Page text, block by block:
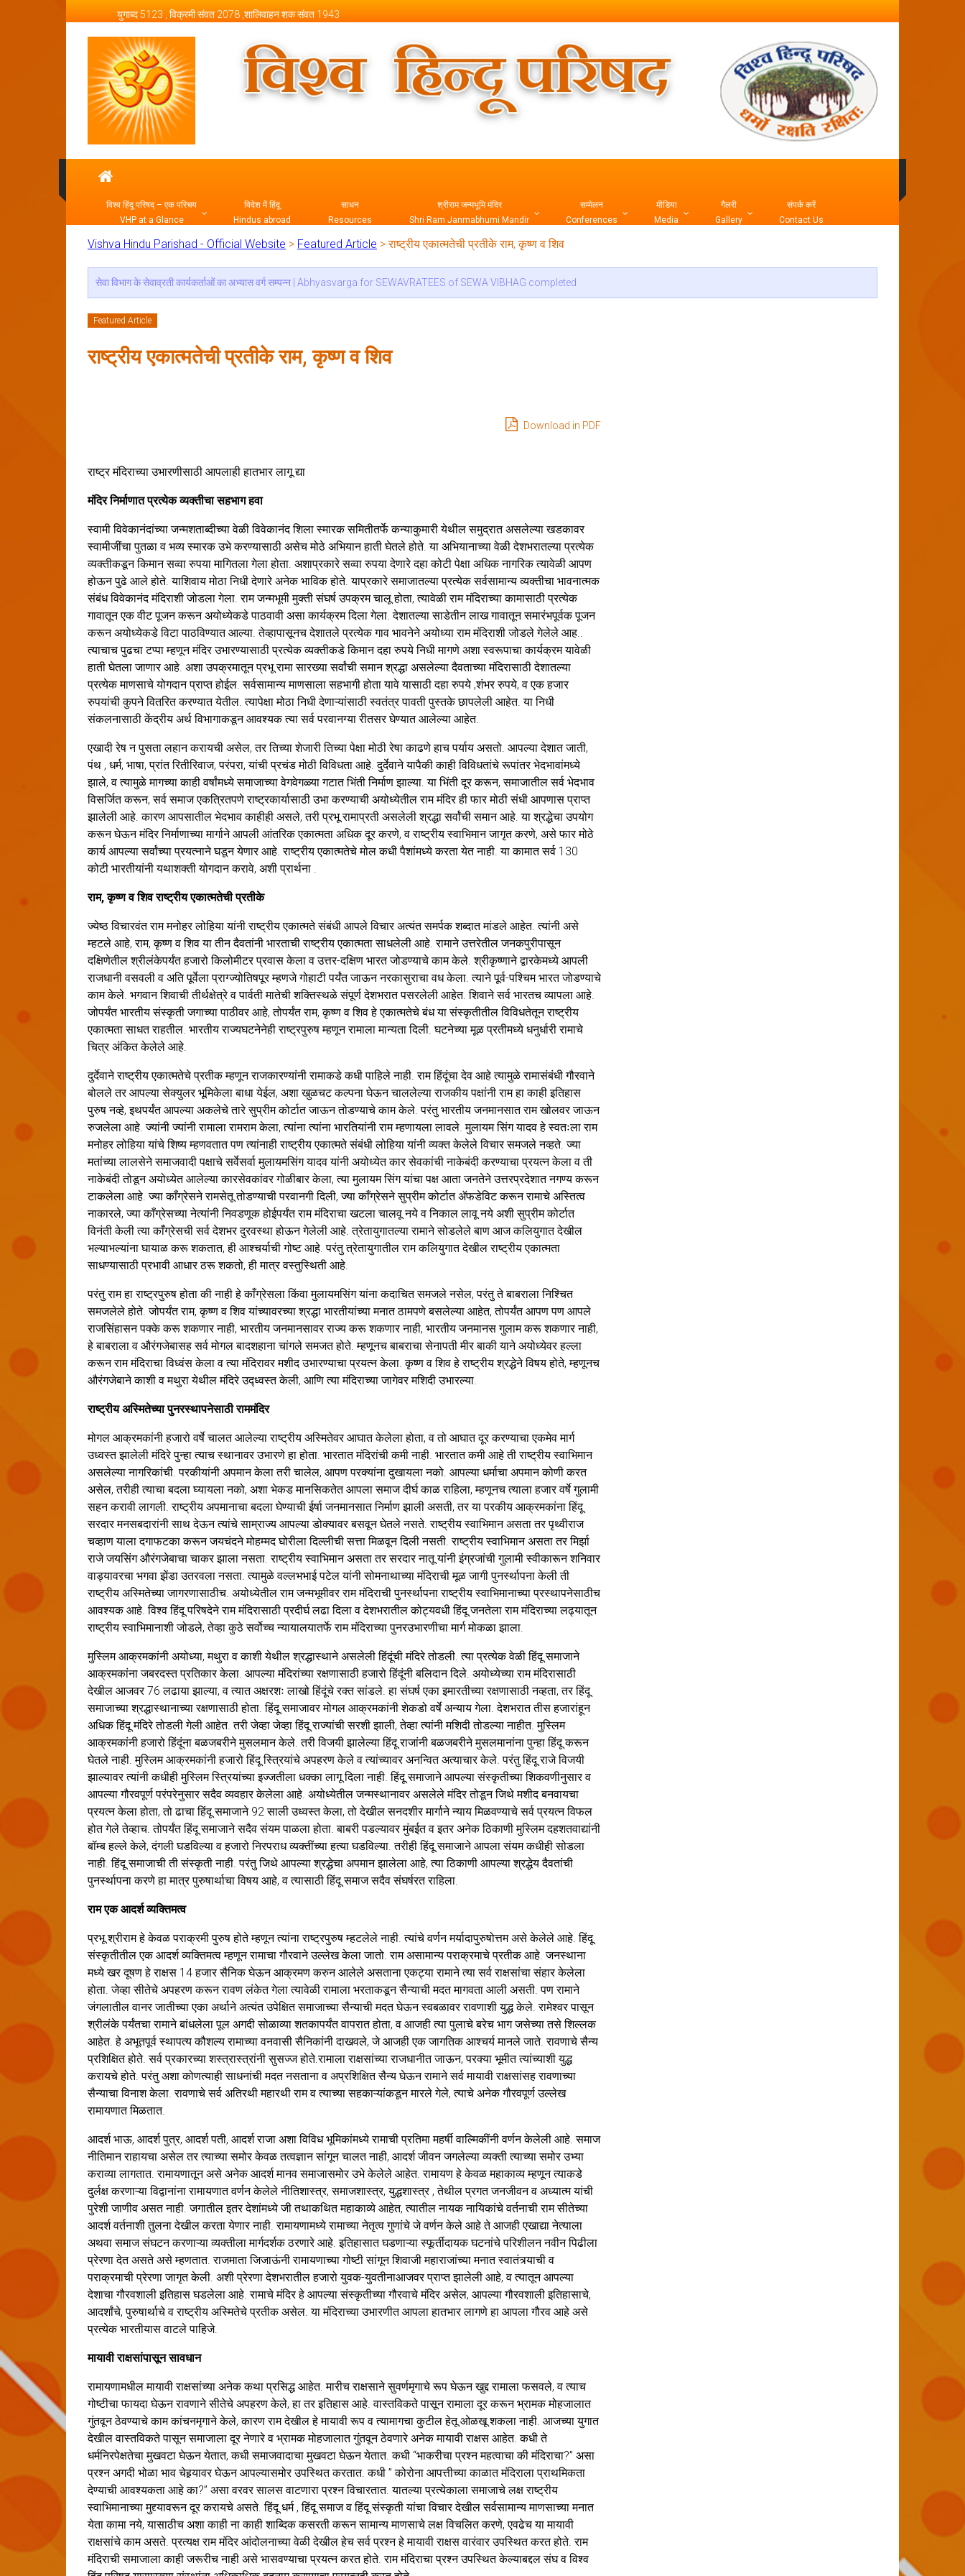
युगाब्द 5123 , विक्रमी संवत 2078 ,शालिवाहन शक संवत 1943
Vishva Hindu Parishad – Official Website
विश्व हिंदू परिषद् – एक परिचय
VHP at a Glance
विदेश में हिंदू
Hindus abroad
साधन
Resources
श्रीराम जन्मभूमि मंदिर
Shri Ram Janmabhumi Mandir
सम्मेलन
Conferences
मीडिया
Media
गैलरी
Gallery
संपर्क करें
Contact Us
Vishva Hindu Parishad - Official Website > Featured Article >राष्ट्रीय एकात्मतेची प्रतीके राम, कृष्ण व शिव
देश एवं समाज के प्रति अपना जीवन समर्पित करने वाले वरिष्ठ प्रचारक श्री ओमप्रकाश गर्ग जी का निधन
Featured Article
राष्ट्रीय एकात्मतेची प्रतीके राम, कृष्ण व शिव
Download in PDF
राष्ट्र मंदिराच्या उभारणीसाठी आपलाही हातभार लागू द्या
मंदिर निर्माणात प्रत्येक व्यक्तीचा सहभाग हवा
स्वामी विवेकानंदांच्या जन्मशताब्दीच्या वेळी विवेकानंद शिला स्मारक समितीतर्फे कन्याकुमारी येथील समुद्रात असलेल्या खडकावर
स्वामीजींचा पुतळा व भव्य स्मारक उभे करण्यासाठी असेच मोठे अभियान हाती घेतले होते. या अभियानाच्या वेळी देशभरातल्या प्रत्येक
व्यक्तीकडून किमान सव्वा रुपया मागितला गेला होता. अशाप्रकारे सव्वा रुपया देणारे दहा कोटी पेक्षा अधिक नागरिक त्यावेळी आपण
होऊन पुढे आले होते. याशिवाय मोठा निधी देणारे अनेक भाविक होते. याप्रकारे समाजातल्या प्रत्येक सर्वसामान्य व्यक्तीचा भावनात्मक
संबंध विवेकानंद मंदिराशी जोडला गेला. राम जन्मभूमी मुक्ती संघर्ष उपक्रम चालू होता, त्यावेळी राम मंदिराच्या कामासाठी प्रत्येक
गावातून एक वीट पूजन करून अयोध्येकडे पाठवावी असा कार्यक्रम दिला गेला. देशातल्या साडेतीन लाख गावातून समारंभपूर्वक पूजन
करून अयोध्येकडे विटा पाठविण्यात आल्या. तेव्हापासूनच देशातले प्रत्येक गाव भावनेने अयोध्या राम मंदिराशी जोडले गेलेले आह..
त्याचाच पुढचा टप्पा म्हणून मंदिर उभारण्यासाठी प्रत्येक व्यक्तीकडे किमान दहा रुपये निधी मागणे अशा स्वरूपाचा कार्यक्रम यावेळी
हाती घेतला जाणार आहे. अशा उपक्रमातून प्रभू रामा सारख्या सर्वांची समान श्रद्धा असलेल्या दैवताच्या मंदिरासाठी देशातल्या
प्रत्येक माणसाचे योगदान प्राप्त होईल. सर्वसामान्य माणसाला सहभागी होता यावे यासाठी दहा रुपये ,शंभर रुपये, व एक हजार
रुपयांची कुपने वितरित करण्यात येतील. त्यापेक्षा मोठा निधी देणाऱ्यांसाठी स्वतंत्र पावती पुस्तके छापलेली आहेत. या निधी
संकलनासाठी केंद्रीय अर्थ विभागाकडून आवश्यक त्या सर्व परवानग्या रीतसर घेण्यात आलेल्या आहेत.
एखादी रेष न पुसता लहान करायची असेल, तर तिच्या शेजारी तिच्या पेक्षा मोठी रेषा काढणे हाच पर्याय असतो. आपल्या देशात जाती,
पंथ , धर्म, भाषा, प्रांत रितीरिवाज, परंपरा, यांची प्रचंड मोठी विविधता आहे. दुर्देवाने यापैकी काही विविधतांचे रूपांतर भेदभावांमध्ये
झाले, व त्यामुळे मागच्या काही वर्षांमध्ये समाजाच्या वेगवेगळ्या गटात भिंती निर्माण झाल्या. या भिंती दूर करून, समाजातील सर्व भेदभाव
विसर्जित करून, सर्व समाज एकत्रितपणे राष्ट्रकार्यासाठी उभा करण्याची अयोध्येतील राम मंदिर ही फार मोठी संधी आपणास प्राप्त
झालेली आहे. कारण आपसातील भेदभाव काहीही असले, तरी प्रभू रामाप्रती असलेली श्रद्धा सर्वांची समान आहे. या श्रद्धेचा उपयोग
करून घेऊन मंदिर निर्माणाच्या मार्गाने आपली आंतरिक एकात्मता अधिक दूर करणे, व राष्ट्रीय स्वाभिमान जागृत करणे, असे फार मोठे
कार्य आपल्या सर्वांच्या प्रयत्नाने घडून येणार आहे. राष्ट्रीय एकात्मतेचे मोल कधी पैशांमध्ये करता येत नाही. या कामात सर्व 130
कोटी भारतीयांनी यथाशक्ती योगदान करावे, अशी प्रार्थना .
राम, कृष्ण व शिव राष्ट्रीय एकात्मतेची प्रतीके
ज्येष्ठ विचारवंत राम मनोहर लोहिया यांनी राष्ट्रीय एकात्मते संबंधी आपले विचार अत्यंत समर्पक शब्दात मांडले आहेत. त्यांनी असे
म्हटले आहे, राम, कृष्ण व शिव या तीन दैवतांनी भारताची राष्ट्रीय एकात्मता साधलेली आहे. रामाने उत्तरेतील जनकपुरीपासून
दक्षिणेतील श्रीलंकेपर्यंत हजारो किलोमीटर प्रवास केला व उत्तर-दक्षिण भारत जोडण्याचे काम केले. श्रीकृष्णाने द्वारकेमध्ये आपली
राजधानी वसवली व अति पूर्वेला प्राग्ज्योतिषपूर म्हणजे गोहाटी पर्यंत जाऊन नरकासुराचा वध केला. त्याने पूर्व-पश्चिम भारत जोडण्याचे
काम केले. भगवान शिवाची तीर्थक्षेत्रे व पार्वती मातेची शक्तिस्थळे संपूर्ण देशभरात पसरलेली आहेत. शिवाने सर्व भारतच व्यापला आहे.
जोपर्यंत भारतीय संस्कृती जगाच्या पाठीवर आहे, तोपर्यंत राम, कृष्ण व शिव हे एकात्मतेचे बंध या संस्कृतीतील विविधतेतून राष्ट्रीय
एकात्मता साधत राहतील. भारतीय राज्यघटनेनेही राष्ट्रपुरुष म्हणून रामाला मान्यता दिली. घटनेच्या मूळ प्रतीमध्ये धनुर्धारी रामाचे
चित्र अंकित केलेले आहे.
दुर्देवाने राष्ट्रीय एकात्मतेचे प्रतीक म्हणून राजकारण्यांनी रामाकडे कधी पाहिले नाही. राम हिंदूंचा देव आहे त्यामुळे रामासंबंधी गौरवाने
बोलले तर आपल्या सेक्युलर भूमिकेला बाधा येईल, अशा खुळचट कल्पना घेऊन चाललेल्या राजकीय पक्षांनी राम हा काही इतिहास
पुरुष नव्हे, इथपर्यंत आपल्या अकलेचे तारे सुप्रीम कोर्टात जाऊन तोडण्याचे काम केले. परंतु भारतीय जनमानसात राम खोलवर जाऊन
रुजलेला आहे. ज्यांनी ज्यांनी रामाला रामराम केला, त्यांना त्यांना भारतियांनी राम म्हणायला लावले. मुलायम सिंग यादव हे स्वतःला राम
मनोहर लोहिया यांचे शिष्य म्हणवतात पण त्यांनाही राष्ट्रीय एकात्मते संबंधी लोहिया यांनी व्यक्त केलेले विचार समजले नव्हते. ज्या
मतांच्या लालसेने समाजवादी पक्षाचे सर्वेसर्वा मुलायमसिंग यादव यांनी अयोध्येत कार सेवकांची नाकेबंदी करण्याचा प्रयत्न केला व ती
नाकेबंदी तोडून अयोध्येत आलेल्या कारसेवकांवर गोळीबार केला, त्या मुलायम सिंग यांचा पक्ष आता जनतेने उत्तरप्रदेशात नगण्य करून
टाकलेला आहे. ज्या काँग्रेसने रामसेतू तोडण्याची परवानगी दिली, ज्या काँग्रेसने सुप्रीम कोर्टात ॲफडेविट करून रामाचे अस्तित्व
नाकारले, ज्या काँग्रेसच्या नेत्यांनी निवडणूक होईपर्यंत राम मंदिराचा खटला चालवू नये व निकाल लावू नये अशी सुप्रीम कोर्टात
विनंती केली त्या काँग्रेसची सर्व देशभर दुरवस्था होऊन गेलेली आहे. त्रेतायुगातल्या रामाने सोडलेले बाण आज कलियुगात देखील
भल्याभल्यांना घायाळ करू शकतात, ही आश्चर्याची गोष्ट आहे. परंतु त्रेतायुगातील राम कलियुगात देखील राष्ट्रीय एकात्मता
साधण्यासाठी प्रभावी आधार ठरू शकतो, ही मात्र वस्तुस्थिती आहे.
परंतु राम हा राष्ट्रपुरुष होता की नाही हे काँग्रेसला किंवा मुलायमसिंग यांना कदाचित समजले नसेल, परंतु ते बाबराला निश्चित
समजलेले होते. जोपर्यंत राम, कृष्ण व शिव यांच्यावरच्या श्रद्धा भारतीयांच्या मनात ठामपणे बसलेल्या आहेत, तोपर्यंत आपण पण आपले
राजसिंहासन पक्के करू शकणार नाही, भारतीय जनमानसावर राज्य करू शकणार नाही, भारतीय जनमानस गुलाम करू शकणार नाही,
हे बाबराला व औरंगजेबासह सर्व मोगल बादशहाना चांगले समजत होते. म्हणूनच बाबराचा सेनापती मीर बाकी याने अयोध्येवर हल्ला
करून राम मंदिराचा विध्वंस केला व त्या मंदिरावर मशीद उभारण्याचा प्रयत्न केला. कृष्ण व शिव हे राष्ट्रीय श्रद्धेने विषय होते, म्हणूनच
औरंगजेबाने काशी व मथुरा येथील मंदिरे उद्ध्वस्त केली, आणि त्या मंदिराच्या जागेवर मशिदी उभारल्या.
राष्ट्रीय अस्मितेच्या पुनरस्थापनेसाठी राममंदिर
मोगल आक्रमकांनी हजारो वर्षे चालत आलेल्या राष्ट्रीय अस्मितेवर आघात केलेला होता, व तो आघात दूर करण्याचा एकमेव मार्ग
उध्वस्त झालेली मंदिरे पुन्हा त्याच स्थानावर उभारणे हा होता. भारतात मंदिरांची कमी नाही. भारतात कमी आहे ती राष्ट्रीय स्वाभिमान
असलेल्या नागरिकांची. परकीयांनी अपमान केला तरी चालेल, आपण परक्यांना दुखायला नको. आपल्या धर्माचा अपमान कोणी करत
असेल, तरीही त्याचा बदला घ्यायला नको, अशा भेकड मानसिकतेत आपला समाज दीर्घ काळ राहिला, म्हणूनच त्याला हजार वर्षे गुलामी
सहन करावी लागली. राष्ट्रीय अपमानाचा बदला घेण्याची ईर्षा जनमानसात निर्माण झाली असती, तर या परकीय आक्रमकांना हिंदू
सरदार मनसबदारांनी साथ देऊन त्यांचे साम्राज्य आपल्या डोक्यावर बसवून घेतले नसते. राष्ट्रीय स्वाभिमान असता तर पृथ्वीराज
चव्हाण याला दगाफटका करून जयचंदने मोहम्मद घोरीला दिल्लीची सत्ता मिळवून दिली नसती. राष्ट्रीय स्वाभिमान असता तर मिर्झा
राजे जयसिंग औरंगजेबाचा चाकर झाला नसता. राष्ट्रीय स्वाभिमान असता तर सरदार नातू यांनी इंग्रजांची गुलामी स्वीकारून शनिवार
वाड्यावरचा भगवा झेंडा उतरवला नसता. त्यामुळे वल्लभभाई पटेल यांनी सोमनाथाच्या मंदिराची मूळ जागी पुनर्स्थापना केली ती
राष्ट्रीय अस्मितेच्या जागरणासाठीच. अयोध्येतील राम जन्मभूमीवर राम मंदिराची पुनर्स्थापना राष्ट्रीय स्वाभिमानाच्या प्रस्थापनेसाठीच
आवश्यक आहे. विश्व हिंदू परिषदेने राम मंदिरासाठी प्रदीर्घ लढा दिला व देशभरातील कोट्यवधी हिंदू जनतेला राम मंदिराच्या लढ्यातून
राष्ट्रीय स्वाभिमानाशी जोडले, तेव्हा कुठे सर्वोच्च न्यायालयातर्फे राम मंदिराच्या पुनरउभारणीचा मार्ग मोकळा झाला.
मुस्लिम आक्रमकांनी अयोध्या, मथुरा व काशी येथील श्रद्धास्थाने असलेली हिंदूंची मंदिरे तोडली. त्या प्रत्येक वेळी हिंदू समाजाने
आक्रमकांना जबरदस्त प्रतिकार केला. आपल्या मंदिरांच्या रक्षणासाठी हजारो हिंदूंनी बलिदान दिले. अयोध्येच्या राम मंदिरासाठी
देखील आजवर 76 लढाया झाल्या, व त्यात अक्षरशः लाखो हिंदूंचे रक्त सांडले. हा संघर्ष एका इमारतीच्या रक्षणासाठी नव्हता, तर हिंदू
समाजाच्या श्रद्धास्थानाच्या रक्षणासाठी होता. हिंदू समाजावर मोगल आक्रमकांनी शेकडो वर्षे अन्याय गेला. देशभरात तीस हजारांहून
अधिक हिंदू मंदिरे तोडली गेली आहेत. तरी जेव्हा जेव्हा हिंदू राज्यांची सरशी झाली, तेव्हा त्यांनी मशिदी तोडल्या नाहीत. मुस्लिम
आक्रमकांनी हजारो हिंदूंना बळजबरीने मुसलमान केले. तरी विजयी झालेल्या हिंदू राजांनी बळजबरीने मुसलमानांना पुन्हा हिंदू करून
घेतले नाही. मुस्लिम आक्रमकांनी हजारो हिंदू स्त्रियांचे अपहरण केले व त्यांच्यावर अनन्वित अत्याचार केले. परंतु हिंदू राजे विजयी
झाल्यावर त्यांनी कधीही मुस्लिम स्त्रियांच्या इज्जतीला धक्का लागू दिला नाही. हिंदू समाजाने आपल्या संस्कृतीच्या शिकवणीनुसार व
आपल्या गौरवपूर्ण परंपरेनुसार सदैव व्यवहार केलेला आहे. अयोध्येतील जन्मस्थानावर असलेले मंदिर तोडून जिथे मशीद बनवायचा
प्रयत्न केला होता, तो ढाचा हिंदू समाजाने 92 साली उध्वस्त केला, तो देखील सनदशीर मार्गाने न्याय मिळवण्याचे सर्व प्रयत्न विफल
होत गेले तेव्हाच. तोपर्यंत हिंदू समाजाने सदैव संयम पाळला होता. बाबरी पडल्यावर मुंबईत व इतर अनेक ठिकाणी मुस्लिम दहशतवाद्यांनी
बॉम्ब हल्ले केले, दंगली घडविल्या व हजारो निरपराध व्यक्तींच्या हत्या घडविल्या. तरीही हिंदू समाजाने आपला संयम कधीही सोडला
नाही. हिंदू समाजाची ती संस्कृती नाही. परंतु जिथे आपल्या श्रद्धेचा अपमान झालेला आहे, त्या ठिकाणी आपल्या श्रद्धेय दैवतांची
पुनर्स्थापना करणे हा मात्र पुरुषार्थाचा विषय आहे, व त्यासाठी हिंदू समाज सदैव संघर्षरत राहिला.
राम एक आदर्श व्यक्तिमत्व
प्रभू श्रीराम हे केवळ पराक्रमी पुरुष होते म्हणून त्यांना राष्ट्रपुरुष म्हटलेले नाही. त्यांचे वर्णन मर्यादापुरुषोत्तम असे केलेले आहे. हिंदू
संस्कृतीतील एक आदर्श व्यक्तिमत्व म्हणून रामाचा गौरवाने उल्लेख केला जातो. राम असामान्य पराक्रमाचे प्रतीक आहे. जनस्थाना
मध्ये खर दूषण हे राक्षस 14 हजार सैनिक घेऊन आक्रमण करुन आलेले असताना एकट्या रामाने त्या सर्व राक्षसांचा संहार केलेला
होता. जेव्हा सीतेचे अपहरण करून रावण लंकेत गेला त्यावेळी रामाला भरताकडून सैन्याची मदत मागवता आली असती. पण रामाने
जंगलातील वानर जातीच्या एका अर्थाने अत्यंत उपेक्षित समाजाच्या सैन्याची मदत घेऊन स्वबळावर रावणाशी युद्ध केले. रामेश्वर पासून
श्रीलंके पर्यंतचा रामाने बांधलेला पूल अगदी सोळाव्या शतकापर्यंत वापरात होता, व आजही त्या पुलाचे बरेच भाग जसेच्या तसे शिल्लक
आहेत. हे अभूतपूर्व स्थापत्य कौशल्य रामाच्या वनवासी सैनिकांनी दाखवले, जे आजही एक जागतिक आश्चर्य मानले जाते. रावणाचे सैन्य
प्रशिक्षित होते. सर्व प्रकारच्या शस्त्रास्त्रांनी सुसज्ज होते.रामाला राक्षसांच्या राजधानीत जाऊन, परक्या भूमीत त्यांच्याशी युद्ध
करायचे होते. परंतु अशा कोणत्याही साधनांची मदत नसताना व अप्रशिक्षित सैन्य घेऊन रामाने सर्व मायावी राक्षसांसह रावणाच्या
सैन्याचा विनाश केला. रावणाचे सर्व अतिरथी महारथी राम व त्याच्या सहकाऱ्यांकडून मारले गेले, त्याचे अनेक गौरवपूर्ण उल्लेख
रामायणात मिळतात.
आदर्श भाऊ, आदर्श पुत्र, आदर्श पती, आदर्श राजा अशा विविध भूमिकांमध्ये रामाची प्रतिमा महर्षी वाल्मिकींनी वर्णन केलेली आहे. समाज
नीतिमान राहायचा असेल तर त्याच्या समोर केवळ तत्वज्ञान सांगून चालत नाही, आदर्श जीवन जगलेल्या व्यक्ती त्याच्या समोर उभ्या
कराव्या लागतात. रामायणातून असे अनेक आदर्श मानव समाजासमोर उभे केलेले आहेत. रामायण हे केवळ महाकाव्य म्हणून त्याकडे
दुर्लक्ष करणाऱ्या विद्वानांना रामायणात वर्णन केलेले नीतिशास्त्र, समाजशास्त्र, युद्धशास्त्र , तेथील प्रगत जनजीवन व अध्यात्म यांची
पुरेशी जाणीव असत नाही. जगातील इतर देशांमध्ये जी तथाकथित महाकाव्ये आहेत, त्यातील नायक नायिकांचे वर्तनाची राम सीतेच्या
आदर्श वर्तनाशी तुलना देखील करता येणार नाही. रामायणामध्ये रामाच्या नेतृत्व गुणांचे जे वर्णन केले आहे ते आजही एखाद्या नेत्याला
अथवा समाज संघटन करणाऱ्या व्यक्तीला मार्गदर्शक ठरणारे आहे. इतिहासात घडणाऱ्या स्फूर्तीदायक घटनांचे परिशीलन नवीन पिढीला
प्रेरणा देत असते असे म्हणतात. राजमाता जिजाऊंनी रामायणाच्या गोष्टी सांगून शिवाजी महाराजांच्या मनात स्वातंत्र्याची व
पराक्रमाची प्रेरणा जागृत केली. अशी प्रेरणा देशभरातील हजारो युवक-युवतीनाआजवर प्राप्त झालेली आहे, व त्यातून आपल्या
देशाचा गौरवशाली इतिहास घडलेला आहे. रामाचे मंदिर हे आपल्या संस्कृतीच्या गौरवाचे मंदिर असेल, आपल्या गौरवशाली इतिहासाचे,
आदर्शांचे, पुरुषार्थाचे व राष्ट्रीय अस्मितेचे प्रतीक असेल. या मंदिराच्या उभारणीत आपला हातभार लागणे हा आपला गौरव आहे असे
प्रत्येक भारतीयास वाटले पाहिजे.
मायावी राक्षसांपासून सावधान
रामायणामधील मायावी राक्षसांच्या अनेक कथा प्रसिद्ध आहेत. मारीच राक्षसाने सुवर्णमृगाचे रूप घेऊन खुद्द रामाला फसवले, व त्याच
गोष्टीचा फायदा घेऊन रावणाने सीतेचे अपहरण केले, हा तर इतिहास आहे. वास्तविकते पासून रामाला दूर करून भ्रामक मोहजालात
गुंतवून ठेवण्याचे काम कांचनमृगाने केले, कारण राम देखील हे मायावी रूप व त्यामागचा कुटील हेतू ओळखू शकला नाही. आजच्या युगात
देखील वास्तविकते पासून समाजाला दूर नेणारे व भ्रामक मोहजालात गुंतवून ठेवणारे अनेक मायावी राक्षस आहेत. कधी ते
धर्मनिरपेक्षतेचा मुखवटा घेऊन येतात, कधी समाजवादाचा मुखवटा घेऊन येतात. कधी “भाकरीचा प्रश्न महत्वाचा की मंदिराचा?” असा
प्रश्न अगदी भोळा भाव चेहर्‍यावर घेऊन आपल्यासमोर उपस्थित करतात. कधी ” कोरोना आपत्तीच्या काळात मंदिराला प्राथमिकता
देण्याची आवश्यकता आहे का?” असा वरवर सालस वाटणारा प्रश्न विचारतात. यातल्या प्रत्येकाला समाजाचे लक्ष राष्ट्रीय
स्वाभिमानाच्या मुद्द्यावरून दूर करायचे असते. हिंदू धर्म , हिंदू समाज व हिंदू संस्कृती यांचा विचार देखील सर्वसामान्य माणसाच्या मनात
येता कामा नये, यासाठीच अशा काही ना काही शाब्दिक कसरती करून सामान्य माणसाचे लक्ष विचलित करणे, एवढेच या मायावी
राक्षसांचे काम असते. प्रत्यक्ष राम मंदिर आंदोलनाच्या वेळी देखील हेच सर्व प्रश्न हे मायावी राक्षस वारंवार उपस्थित करत होते. राम
मंदिराची समाजाला काही जरूरीच नाही असे भासवण्याचा प्रयत्न करत होते. राम मंदिराचा प्रश्न उपस्थित केल्याबद्दल संघ व विश्व